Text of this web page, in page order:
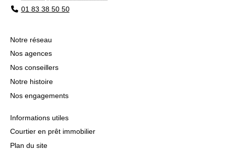
01 83 38 50 50
Notre réseau
Nos agences
Nos conseillers
Notre histoire
Nos engagements
Informations utiles
Courtier en prêt immobilier
Plan du site